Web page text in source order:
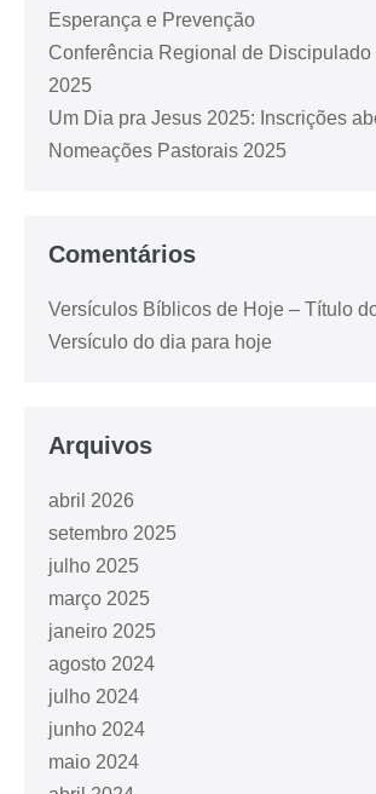
Esperança e Prevenção
Conferência Regional de Discipulado
2025
Um Dia pra Jesus 2025: Inscrições
Nomeações Pastorais 2025
Comentários
Versículos Bíblicos de Hoje – Título
Versículo do dia para hoje
Arquivos
abril 2026
setembro 2025
julho 2025
março 2025
janeiro 2025
agosto 2024
julho 2024
junho 2024
maio 2024